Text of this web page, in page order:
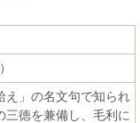
え」の名文句で知られ
三徳を兼備し、毛利に